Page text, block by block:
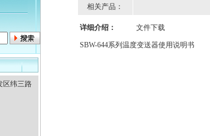
区纬三路
相关产品：
详细介绍： 文件下载
SBW-644系列温度变送器使用说明书